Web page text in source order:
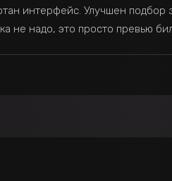
интерфейс. Улучшен
не надо, это просто превью